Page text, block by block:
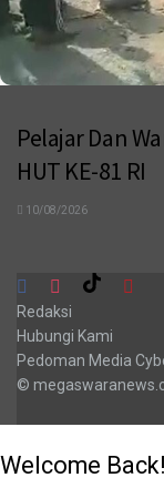
Pelajar Dan
HUT KE-81 RI
10/08/2026
Redaksi
Hubungi Kami
Pedoman Media
©
Welcome Back!